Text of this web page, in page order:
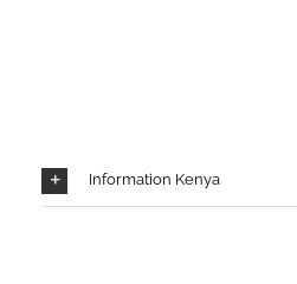
Information Kenya